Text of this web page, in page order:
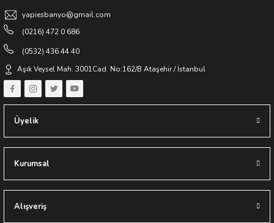
yapiesbanyo@gmail.com
(0216) 472 0 686
(0532) 436 44 40
Aşık Veysel Mah. 3001Cad. No:162/B Ataşehir / İstanbul
Üyelik
Kurumsal
Alışveriş